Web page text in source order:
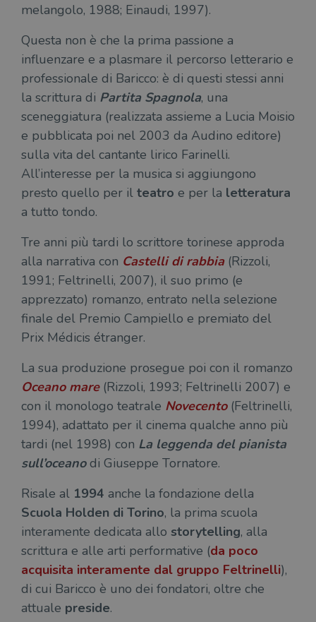
melangolo, 1988; Einaudi, 1997).
Questa non è che la prima passione a
influenzare e a plasmare il percorso letterario e
professionale di Baricco: è di questi stessi anni
la scrittura di Partita Spagnola, una
sceneggiatura (realizzata assieme a Lucia Moisio
e pubblicata poi nel 2003 da Audino editore)
sulla vita del cantante lirico Farinelli.
All’interesse per la musica si aggiungono
presto quello per il teatro e per la letteratura
a tutto tondo.
Tre anni più tardi lo scrittore torinese approda
alla narrativa con Castelli di rabbia(Rizzoli,
1991; Feltrinelli, 2007), il suo primo (e
apprezzato) romanzo, entrato nella selezione
finale del Premio Campiello e premiato del
Prix Médicis étranger.
La sua produzione prosegue poi con il romanzo
Oceano mare (Rizzoli, 1993; Feltrinelli 2007) e
con il monologo teatrale Novecento(Feltrinelli,
1994), adattato per il cinema qualche anno più
tardi (nel 1998) con La leggenda del pianista
sull’oceano di Giuseppe Tornatore.
Risale al 1994 anche la fondazione della
Scuola Holden di Torino, la prima scuola
interamente dedicata allo storytelling, alla
scrittura e alle arti performative (da poco
acquisita interamente dal gruppo Feltrinelli),
di cui Baricco è uno dei fondatori, oltre che
attuale preside.